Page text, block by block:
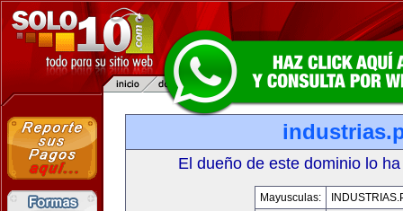
El dueño de este dominio lo
Mayusculas: